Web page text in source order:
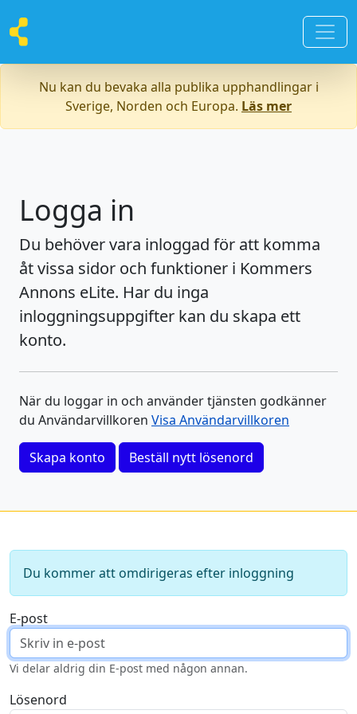
Nu kan du bevaka alla publika upphandlingar i
Sverige, Norden och Europa. Läs mer
Logga in
Du behöver vara inloggad för att komma
åt vissa sidor och funktioner i Kommers
Annons eLite. Har du inga
inloggningsuppgifter kan du skapa ett
konto.
När du loggar in och använder tjänsten godkänner
du Användarvillkoren Visa Användarvillkoren
Skapa konto Beställ nytt lösenord
Du kommer att omdirigeras efter inloggning
E-post
Vi delar aldrig din E-post med någon annan.
Lösenord